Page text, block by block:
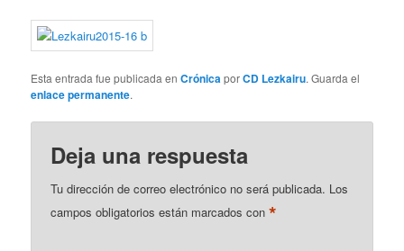
Esta entrada fue publicada enCrónicaporCD Lezkairu. Guarda el
enlace permanente.
Deja una respuesta
Tu dirección de correo electrónico no será publicada. Los
campos obligatorios están marcados con*